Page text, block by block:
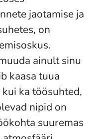
jaotamise ja
on
ainult sinu
kaasa tuua
ka töösuhted,
nipid on
suuremas